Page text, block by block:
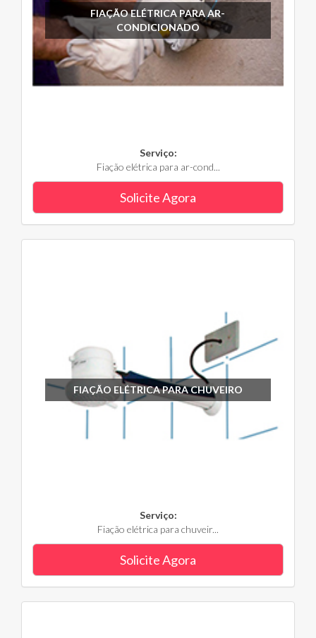
FIAÇÃO ELÉTRICA PARA AR-
CONDICIONADO
Serviço:
Fiação elétrica para ar-cond...
Solicite Agora
FIAÇÃO ELÉTRICA PARA CHUVEIRO
Serviço:
Fiação elétrica para chuveir...
Solicite Agora